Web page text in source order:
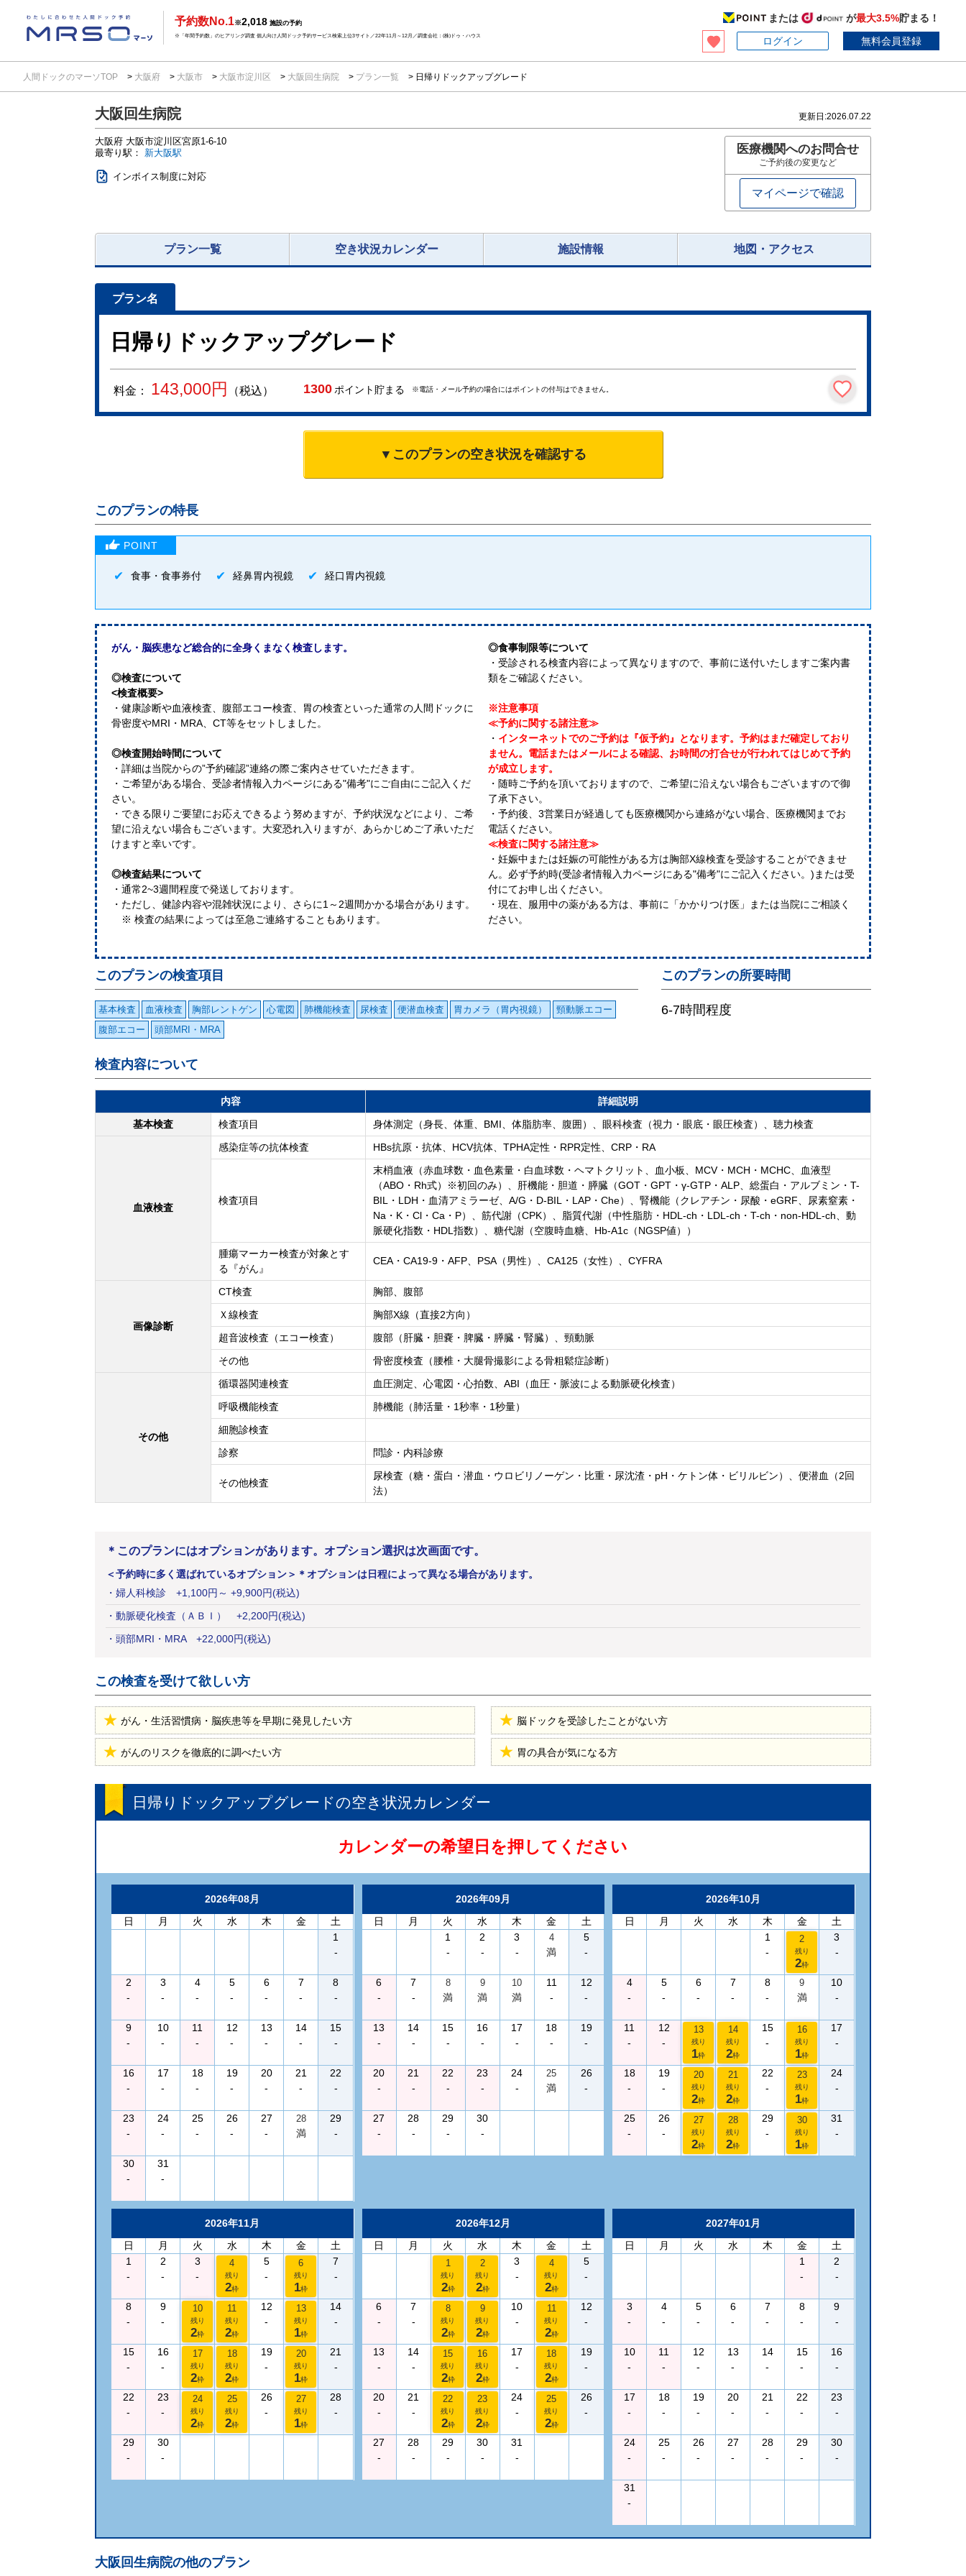
予約数No.1※2,018 施設の予約
※「年間予約数」のヒアリング調査 個人向け人間ドック予約サービス検索上位3サイト／22年11月～12月／調査会社：(株)ドゥ・ハウス
または が最大3.5%貯まる！
ログイン
無料会員登録
人間ドックのマーソTOP 大阪府 大阪市 大阪市淀川区 大阪回生病院 プラン一覧 日帰りドックアップグレード
大阪回生病院 更新日:2026.07.22
大阪府 大阪市淀川区宮原1-6-10
最寄り駅： 新大阪駅
インボイス制度に対応
医療機関へのお問合せ
ご予約後の変更など
マイページで確認
プラン一覧 空き状況カレンダー 施設情報 地図・アクセス
日帰りドックアップグレード
料金： 143,000円 （税込） 1300 ポイント貯まる ※電話・メール予約の場合にはポイントの付与はできません。
▼このプランの空き状況を確認する
このプランの特長
食事・食事券付 経鼻胃内視鏡 経口胃内視鏡
がん・脳疾患など総合的に全身くまなく検査します。
◎検査について
<検査概要>
・健康診断や血液検査、腹部エコー検査、胃の検査といった通常の人間ドックに
骨密度やMRI・MRA、CT等をセットしました。
◎検査開始時間について
・詳細は当院からの”予約確認”連絡の際ご案内させていただきます。
・ご希望がある場合、受診者情報入力ページにある"備考"にご自由にご記入くだ
さい。
・できる限りご要望にお応えできるよう努めますが、予約状況などにより、ご希
望に沿えない場合もございます。大変恐れ入りますが、あらかじめご了承いただ
けますと幸いです。
◎検査結果について
・通常2~3週間程度で発送しております。
・ただし、健診内容や混雑状況により、さらに1～2週間かかる場合があります。
※ 検査の結果によっては至急ご連絡することもあります。
◎食事制限等について
・受診される検査内容によって異なりますので、事前に送付いたしますご案内書
類をご確認ください。
※注意事項
≪予約に関する諸注意≫
・ インターネットでのご予約は『仮予約』となります。予約はまだ確定しており
ません。電話またはメールによる確認、お時間の打合せが行われてはじめて予約
が成立します。
・随時ご予約を頂いておりますので、ご希望に沿えない場合もございますので御
了承下さい。
・予約後、3営業日が経過しても医療機関から連絡がない場合、医療機関までお
電話ください。
≪検査に関する諸注意≫
・妊娠中または妊娠の可能性がある方は胸部X線検査を受診することができませ
ん。必ず予約時(受診者情報入力ページにある"備考"にご記入ください。)または受
付にてお申し出ください。
・現在、服用中の薬がある方は、事前に「かかりつけ医」または当院にご相談く
ださい。
このプランの所要時間
6-7時間程度
このプランの検査項目
基本検査 血液検査 胸部レントゲン 心電図 肺機能検査 尿検査 便潜血検査 胃カメラ（胃内視鏡）
頸動脈エコー
腹部エコー
頭部MRI・MRA
検査内容について
内容
詳細説明
基本検査
検査項目 身体測定（身長、体重、BMI、体脂肪率、腹囲）、眼科検査（視力・眼底・眼圧検査）、聴力検査
血液検査
感染症等の抗体検査 HBs抗原・抗体、HCV抗体、TPHA定性・RPR定性、CRP・RA
検査項目
末梢血液（赤血球数・血色素量・白血球数・ヘマトクリット、血小板、MCV・MCH・MCHC、血液型
（ABO・Rh式）※初回のみ）、肝機能・胆道・膵臓（GOT・GPT・γ-GTP・ALP、総蛋白・アルブミン・T-
BIL・LDH・血清アミラーゼ、A/G・D-BIL・LAP・Che）、腎機能（クレアチン・尿酸・eGRF、尿素窒素・
Na・K・Cl・Ca・P）、筋代謝（CPK）、脂質代謝（中性脂肪・HDL-ch・LDL-ch・T-ch・non-HDL-ch、動
脈硬化指数・HDL指数）、糖代謝（空腹時血糖、Hb-A1c（NGSP値））
腫瘍マーカー検査が対象とす
る『がん』
CEA・CA19-9・AFP、PSA（男性）、CA125（女性）、CYFRA
画像診断
CT検査
胸部、腹部
Ｘ線検査
胸部X線（直接2方向）
超音波検査（エコー検査）
腹部（肝臓・胆嚢・脾臓・膵臓・腎臓）、頸動脈
その他
骨密度検査（腰椎・大腿骨撮影による骨粗鬆症診断）
その他
循環器関連検査
血圧測定、心電図・心拍数、ABI（血圧・脈波による動脈硬化検査）
呼吸機能検査
肺機能（肺活量・1秒率・1秒量）
細胞診検査
診察
問診・内科診療
その他検査
尿検査（糖・蛋白・潜血・ウロビリノーゲン・比重・尿沈渣・pH・ケトン体・ビリルビン）、便潜血（2回
法）
＊このプランにはオプションがあります。オプション選択は次画面です。
＜予約時に多く選ばれているオプション＞ ＊オプションは日程によって異なる場合があります。
・ 婦人科検診 +1,100円 ～ +9,900円(税込)
・ 動脈硬化検査（ＡＢＩ） +2,200円(税込)
・ 頭部MRI・MRA +22,000円(税込)
この検査を受けて欲しい方
がん・生活習慣病・脳疾患等を早期に発見したい方 脳ドックを受診したことがない方
がんのリスクを徹底的に調べたい方 胃の具合が気になる方
日帰りドックアップグレードの空き状況カレンダー
カレンダーの希望日を押してください
2026年08月
日
月 火 水 木 金
土
1
-
2
-
3
-
4
-
5
-
6
-
7
-
8
-
9
-
10
-
11
-
12
-
13
-
14
-
15
-
16
-
17
-
18
-
19
-
20
-
21
-
22
-
23
-
24
-
25
-
26
-
27
-
28
満
29
-
30
-
31
-
2026年09月
日
月 火 水 木 金
土
1
-
2
-
3
-
4
満
5
-
6
-
7
-
8
満
9
満
10
満
11
-
12
-
13
-
14
-
15
-
16
-
17
-
18
-
19
-
20
-
21
-
22
-
23
-
24
-
25
満
26
-
27
-
28
-
29
-
30
-
2026年10月
日
月 火 水 木 金
土
1
-
2
残り
2枠
3
-
4
-
5
-
6
-
7
-
8
-
9
満
10
-
11
-
12
-
13
残り
1枠
14
残り
2枠
15
-
16
残り
1枠
17
-
18
-
19
-
20
残り
2枠
21
残り
2枠
22
-
23
残り
1枠
24
-
25
-
26
-
27
残り
2枠
28
残り
2枠
29
-
30
残り
1枠
31
-
2026年11月
日
月 火 水 木 金
土
1
-
2
-
3
-
4
残り
2枠
5
-
6
残り
1枠
7
-
8
-
9
-
10
残り
2枠
11
残り
2枠
12
-
13
残り
1枠
14
-
15
-
16
-
17
残り
2枠
18
残り
2枠
19
-
20
残り
1枠
21
-
22
-
23
-
24
残り
2枠
25
残り
2枠
26
-
27
残り
1枠
28
-
29
-
30
-
2026年12月
日
月 火 水 木 金 土
1
残り
2枠
2
残り
2枠
3
-
4
残り
2枠
5
-
6
-
7
-
8
残り
2枠
9
残り
2枠
10
-
11
残り
2枠
12
-
13
-
14
-
15
残り
2枠
16
残り
2枠
17
-
18
残り
2枠
19
-
20
-
21
-
22
残り
2枠
23
残り
2枠
24
-
25
残り
2枠
26
-
27
-
28
-
29
-
30
-
31
-
2027年01月
日
月 火 水 木 金
土
1
-
2
-
3
-
4
-
5
-
6
-
7
-
8
-
9
-
10
-
11
-
12
-
13
-
14
-
15
-
16
-
17
-
18
-
19
-
20
-
21
-
22
-
23
-
24
-
25
-
26
-
27
-
28
-
29
-
30
-
31
-
大阪回生病院の他のプラン